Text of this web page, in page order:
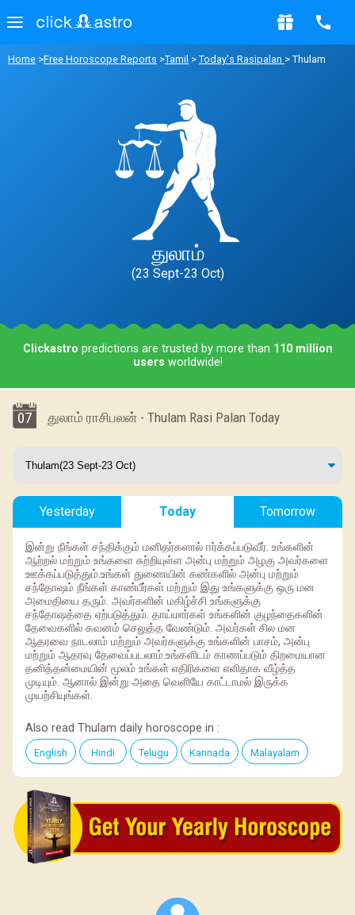
Home >Free Horoscope Reports >Tamil > Today's Rasipalan > Thulam
துலாம்
(23 Sept-23 Oct)
Clickastro predictions are trusted by more than 110 million
users worldwide!
07 துலாம் ராசிபலன் - Thulam Rasi Palan Today
Yesterday Today Tomorrow
இன்று நீங்கள் சந்திக்கும் மனிதர்களால் ஈர்க்கப்படுவீர். உங்களின்
ஆற்றல் மற்றும் உங்களை சுற்றியுள்ள அன்பு மற்றும் அழகு அவர்களை
ஊக்கப்படுத்தும்.உங்கள் துணையின் கண்களில் அன்பு மற்றும்
சந்தோஷம் நீங்கள் காண்பீர்கள் மற்றும் இது உங்களுக்கு ஒரு மன
அமைதியை தரும். அவர்களின் மகிழ்ச்சி உங்களுக்கு
சந்தோஷத்தை ஏற்படுத்தும். தாய்மார்கள் உங்களின் குழந்தைகளின்
தேவைகளில் கவனம் செலுத்த வேண்டும். அவர்கள் சில மன
ஆதரவை நாடலாம் மற்றும் அவர்களுக்கு உங்களின் பாசம், அன்பு
மற்றும் ஆதரவு தேவைப்படலாம்.உங்களிடம் காணப்படும் திறமையான
தனித்தன்மையின் மூலம் உங்கள் எதிரிகளை எளிதாக வீழ்த்த
முடியும். ஆனால் இன்று அதை வெளியே காட்டாமல் இருக்க
முயற்சியுங்கள்.
Also read Thulam daily horoscope in :
English Hindi Telugu Kannada Malayalam